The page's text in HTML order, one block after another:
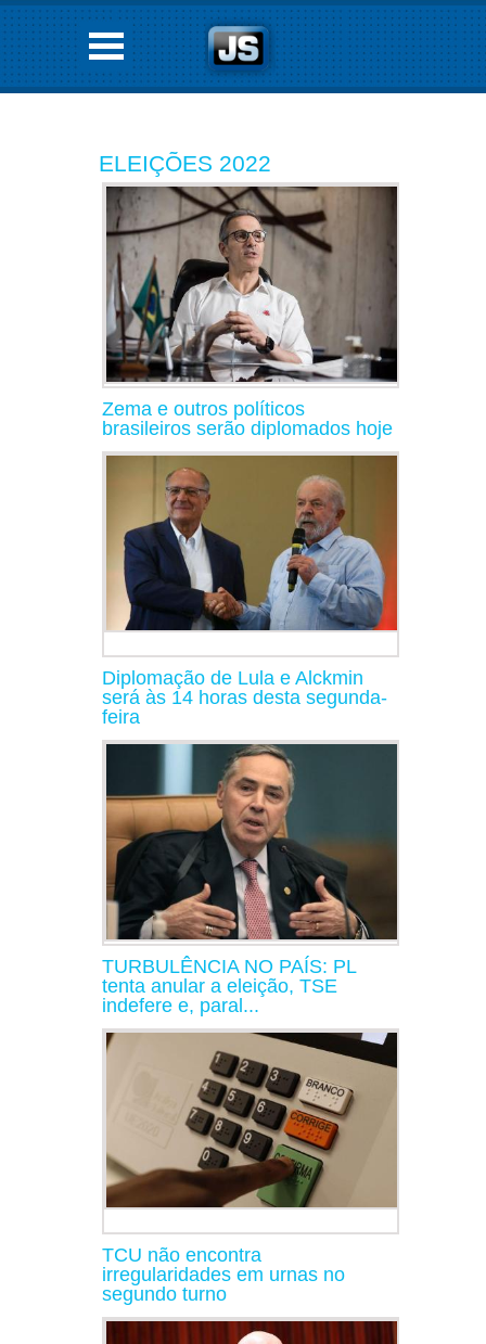
ELEIÇÕES 2022
Zema e outros políticos
brasileiros serão diplomados hoje
Diplomação de Lula e Alckmin
será às 14 horas desta segunda-
feira
TURBULÊNCIA NO PAÍS: PL
tenta anular a eleição, TSE
indefere e, paral...
TCU não encontra
irregularidades em urnas no
segundo turno